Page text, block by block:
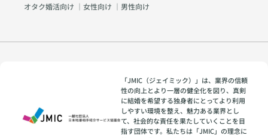
オタク婚活向け ｜ 女性向け ｜ 男性向け
「JMIC（ジェイミック）」は、業界の信頼
性の向上とより一層の健全化を図り、真剣
に結婚を希望する独身者にとってより利用
しやすい環境を整え、魅力ある業界とし
て、社会的な責任を果たしていくことを目
指す団体です。私たちは「JMIC」の理念に